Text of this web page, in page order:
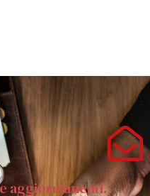
aggiornamenti.